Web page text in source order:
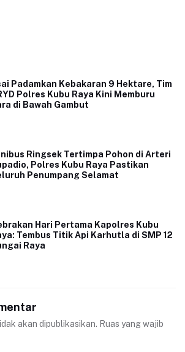
Padamkan Kebakaran 9 Hektare, Tim
Polres Kubu Raya Kini Memburu
di Bawah Gambut
Ringsek Tertimpa Pohon di Arteri
Polres Kubu Raya Pastikan
Penumpang Selamat
Hari Pertama Kapolres Kubu
Tembus Titik Api Karhutla di SMP 12
Raya
akan dipublikasikan. Ruas yang wajib